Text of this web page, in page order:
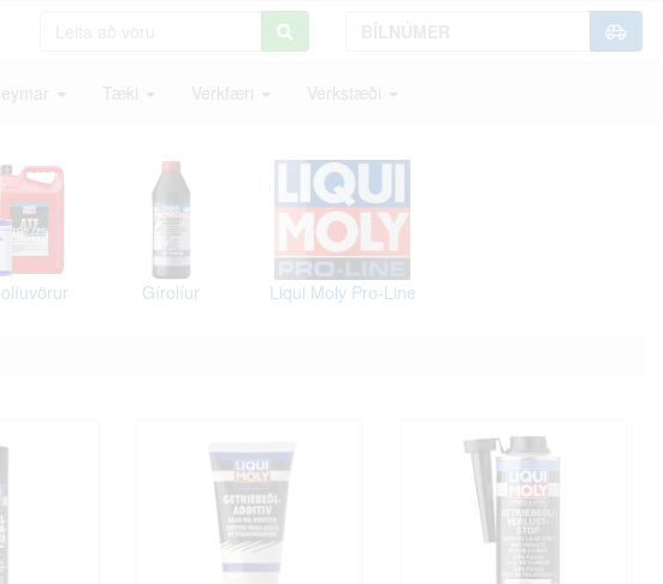
Tæki Verkfæri Verkstæði
Gírolíur Liqui Moly Pro-Line